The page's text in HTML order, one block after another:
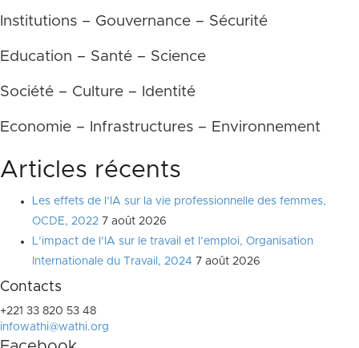
Institutions – Gouvernance – Sécurité
Education – Santé – Science
Société – Culture – Identité
Economie – Infrastructures – Environnement
Articles récents
Les effets de l’IA sur la vie professionnelle des femmes,
OCDE, 2022 7 août 2026
L’impact de l’IA sur le travail et l’emploi, Organisation
Internationale du Travail, 2024 7 août 2026
Contacts
+221 33 820 53 48
infowathi@wathi.org